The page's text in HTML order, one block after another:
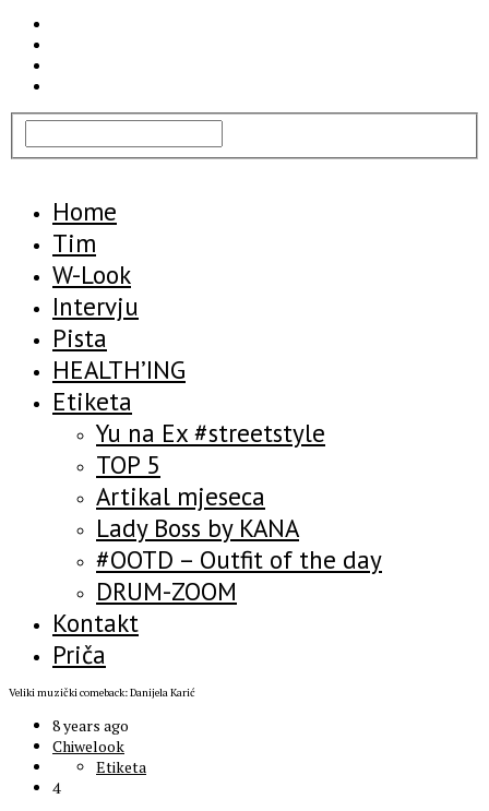
Home
Tim
W-Look
Intervju
Pista
HEALTH’ING
Etiketa
Yu na Ex #streetstyle
TOP 5
Artikal mjeseca
Lady Boss by KANA
#OOTD – Outfit of the day
DRUM-ZOOM
Kontakt
Priča
Veliki muzički comeback: Danijela Karić
8 years ago
Chiwelook
Etiketa
4